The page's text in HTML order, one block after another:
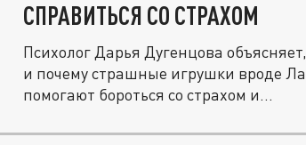
СПРАВИТЬСЯ СО СТРАХОМ
Психолог Дарья Дугенцова
и почему страшные игрушки вроде
помогают бороться со страхом и...